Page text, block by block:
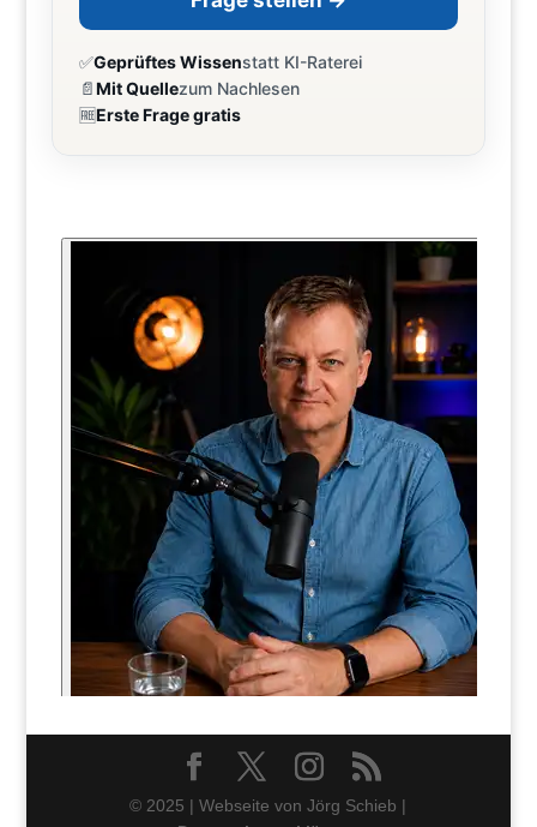
✅Geprüftes Wissenstatt KI-Raterei
📄Mit Quellezum Nachlesen
🆓Erste Frage gratis
© 2025 | Webseite von Jörg Schieb |